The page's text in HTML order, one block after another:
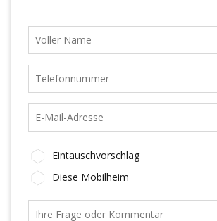
Eintauschvorschlag
Diese Mobilheim